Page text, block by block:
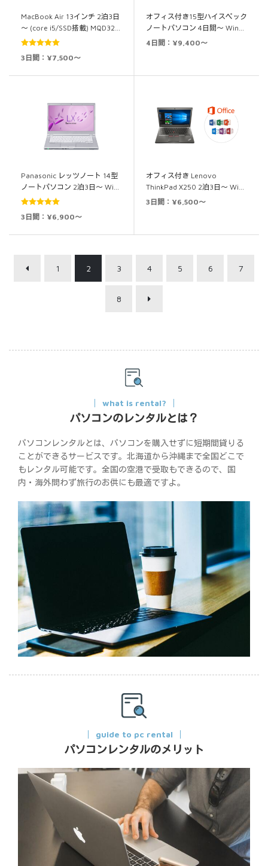
MacBook Air 13インチ 2泊3日
～ (core i5/SSD搭載) MQD32…
5段階中
3日間：¥7,500～
オフィス付き15型ハイスペック
ノートパソコン 4日間～ Win…
4日間：¥9,400～
Panasonic レッツノート 14型
ノートパソコン 2泊3日～ Wi…
5段階中
3日間：¥6,900～
オフィス付き Lenovo
ThinkPad X250 2泊3日～ Wi…
3日間：¥6,500～
1 2 3 4 5 6 7
8
what is rental?
パソコンのレンタルとは？
パソコンレンタルとは、パソコンを購入せずに短期間貸りる
ことができるサービスです。北海道から沖縄まで全国どこで
もレンタル可能です。全国の空港で受取もできるので、国
内・海外問わず旅行のお供にも最適ですよ。
guide to pc rental
パソコンレンタルのメリット